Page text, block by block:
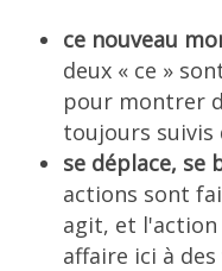
ce nouveau
deux « ce »
pour montrer
toujours suivis
se déplace, se
actions sont
agit, et l'action
affaire ici à